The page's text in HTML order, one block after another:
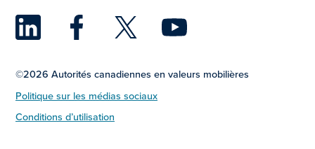
LinkedIn
Facebook
Twitter
©2026 Autorités canadiennes en valeurs mobilières
Politique sur les médias sociaux
Conditions d’utilisation